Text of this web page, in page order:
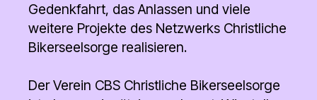
Gedenkfahrt, das Anlassen und viele
weitere Projekte des Netzwerks Christliche
Bikerseelsorge realisieren.
Der Verein CBS Christliche Bikerseelsorge